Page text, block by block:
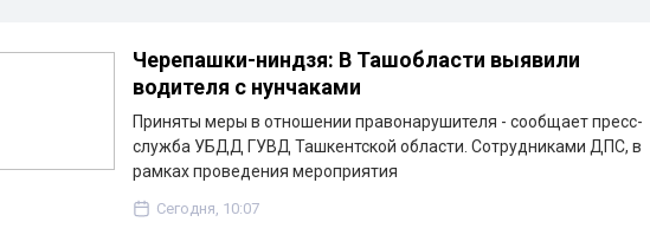
Черепашки-ниндзя: В Ташобласти выявили
водителя с нунчаками
Приняты меры в отношении правонарушителя - сообщает пресс-
служба УБДД ГУВД Ташкентской области. Сотрудниками ДПС, в
рамках проведения мероприятия
Сегодня, 10:07